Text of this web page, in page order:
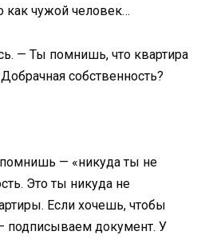
как чужой человек…
— Ты помнишь, что квартира
собственность?
— «никуда ты не
Это ты никуда не
Если хочешь, чтобы
подписываем документ. У